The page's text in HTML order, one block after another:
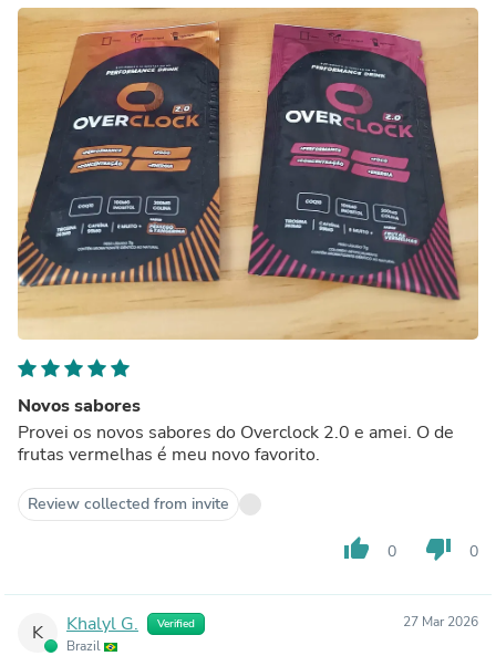
Novos sabores
Provei os novos sabores do Overclock 2.0 e amei. O de
frutas vermelhas é meu novo favorito.
Review collected from invite
thumb_up 0 thumb_down 0
K Khalyl G. Verified
Brazil
27 Mar 2026